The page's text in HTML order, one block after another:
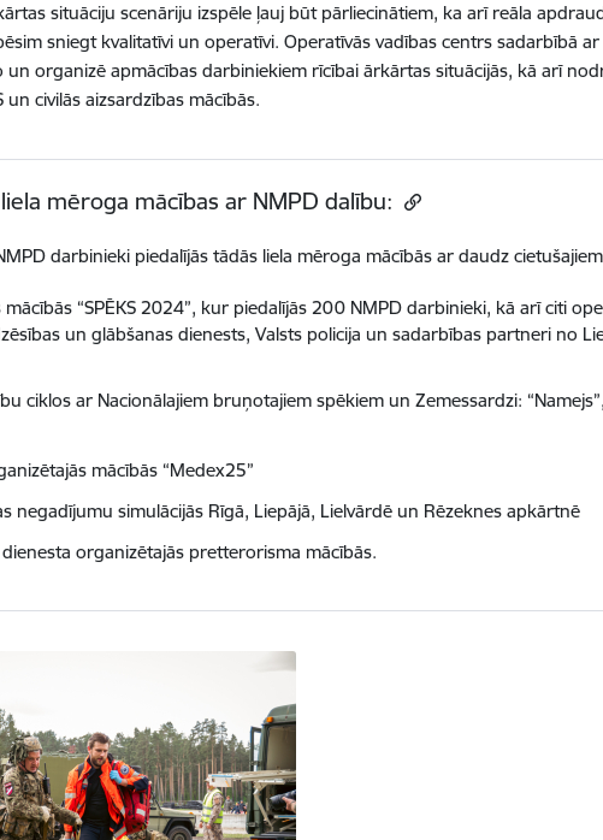
situāciju scenāriju izspēle ļauj būt pārliecinātiem, ka arī reāla
sniegt kvalitatīvi un operatīvi. Operatīvās vadības centrs sadarbībā
un organizē apmācības darbiniekiem rīcībai ārkārtas situācijās, kā arī
civilās aizsardzības mācībās.
mēroga mācības ar NMPD dalību:
darbinieki piedalījās tādās liela mēroga mācībās ar daudz
“SPĒKS 2024”, kur piedalījās 200 NMPD darbinieki, kā arī citi
un glābšanas dienests, Valsts policija un sadarbības partneri no
ciklos ar Nacionālajiem bruņotajiem spēkiem un Zemessardzi:
mācībās “Medex25”
negadījumu simulācijās Rīgā, Liepājā, Lielvārdē un Rēzeknes apkārtnē
organizētajās pretterorisma mācībās.